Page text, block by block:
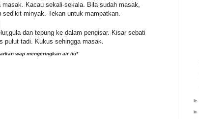
Kacau sekali-sekala. Bila sudah masak,
minyak. Tekan untuk mampatkan.
dan tepung ke dalam pengisar. Kisar sebati
pulut tadi. Kukus sehingga masak.
wap mengeringkan air itu*
►
►